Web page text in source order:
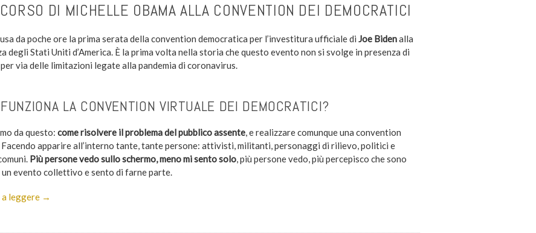
DI MICHELLE OBAMA ALLA CONVENTION DEI DEMOCRATICI
da poche ore la prima serata della convention democratica per l’investitura ufficiale di Joe Bidenalla
degli Stati Uniti d’America. È la prima volta nella storia che questo evento non si svolge in presenza di
via delle limitazioni legate alla pandemia di coronavirus.
LA CONVENTION VIRTUALE DEI DEMOCRATICI?
da questo: come risolvere il problema del pubblico assente, e realizzare comunque una convention
apparire all’interno tante, tante persone: attivisti, militanti, personaggi di rilievo, politici e
Più persone vedo sullo schermo, meno mi sento solo, più persone vedo, più percepisco che sono
un evento collettivo e sento di farne parte.
a leggere →